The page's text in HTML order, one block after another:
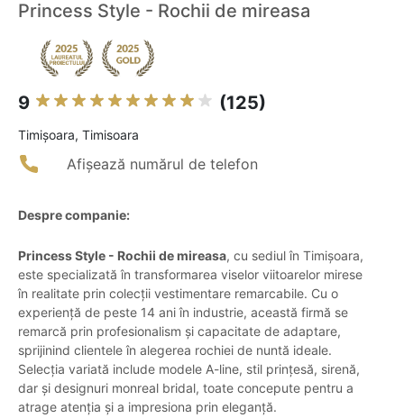
Princess Style - Rochii de mireasa
9 (125)
Timişoara, Timisoara
Afișează numărul de telefon
Despre companie:
Princess Style - Rochii de mireasa, cu sediul în Timișoara,
este specializată în transformarea viselor viitoarelor mirese
în realitate prin colecții vestimentare remarcabile. Cu o
experiență de peste 14 ani în industrie, această firmă se
remarcă prin profesionalism și capacitate de adaptare,
sprijinind clientele în alegerea rochiei de nuntă ideale.
Selecția variată include modele A-line, stil prințesă, sirenă,
dar și designuri monreal bridal, toate concepute pentru a
atrage atenția și a impresiona prin eleganță.